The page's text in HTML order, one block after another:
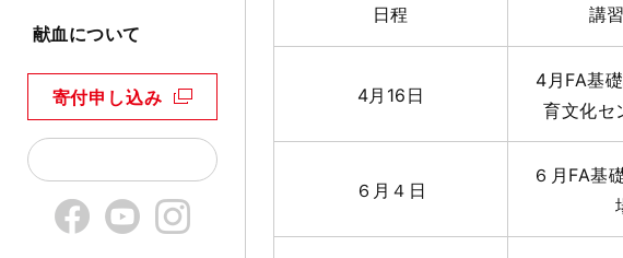
献血について
寄付申し込み
日程 講
4月16日
4月FA基
育文化セ
６月４日
６月FA基